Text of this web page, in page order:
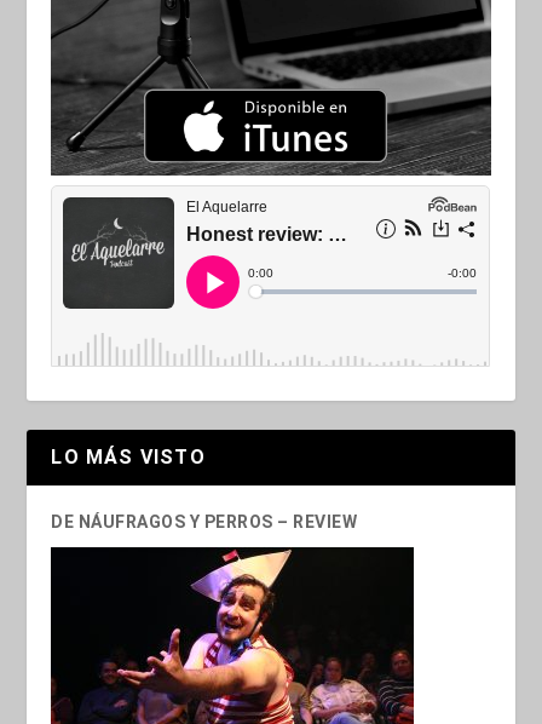
LO MÁS VISTO
DE NÁUFRAGOS Y PERROS – REVIEW